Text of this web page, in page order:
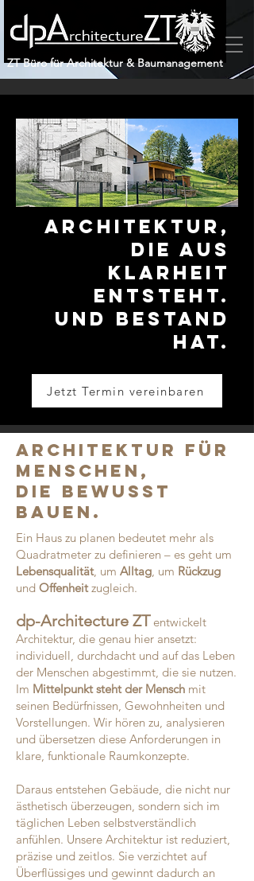
ZT Büro für Architektur & Baumanagement
Architektur,
die aus
Klarheit
entsteht.
Und Bestand
hat.
Jetzt Termin vereinbaren
ARCHITEKTUR FÜR
MENSCHEN,
DIE BEWUSST
BAUEN.
Ein Haus zu planen bedeutet mehr als
Quadratmeter zu definieren – es geht um
Lebensqualität, um Alltag, um Rückzug
und Offenheitzugleich.
dp-Architecture ZTentwickelt
Architektur, die genau hier ansetzt:
individuell, durchdacht und auf das Leben
der Menschen abgestimmt, die sie nutzen.
Im Mittelpunkt steht der Mensch mit
seinen Bedürfnissen, Gewohnheiten und
Vorstellungen. Wir hören zu, analysieren
und übersetzen diese Anforderungen in
klare, funktionale Raumkonzepte.
Daraus entstehen Gebäude, die nicht nur
ästhetisch überzeugen, sondern sich im
täglichen Leben selbstverständlich
anfühlen. Unsere Architektur ist reduziert,
präzise und zeitlos. Sie verzichtet auf
Überflüssiges und gewinnt dadurch an